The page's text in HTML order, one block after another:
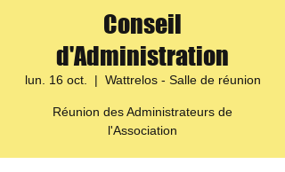
Conseil
d'Administration
lun. 16 oct.
  |
Wattrelos - Salle de réunion
Réunion des Administrateurs de
l'Association